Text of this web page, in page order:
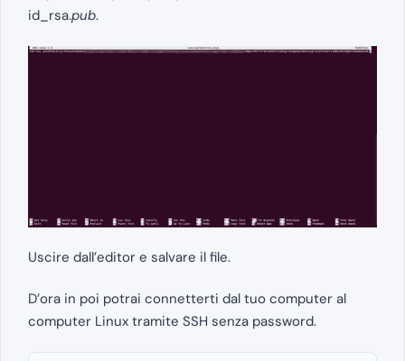
id_rsa.pub.
Uscire dall’editor e salvare il file.
D’ora in poi potrai connetterti dal tuo computer al
computer Linux tramite SSH senza password.